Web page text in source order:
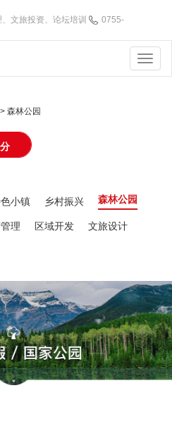
文旅投资、论坛培训
0755-
> 森林公园
小镇 乡村振兴 森林公园
理 区域开发 文旅设计